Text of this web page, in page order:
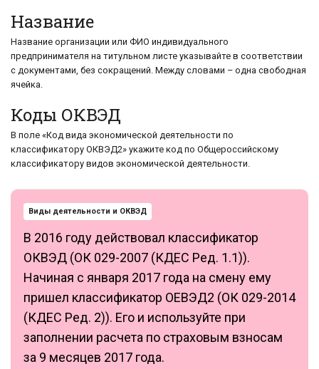
Название
Название организации или ФИО индивидуального
предпринимателя на титульном листе указывайте в соответствии
с документами, без сокращений. Между словами – одна свободная
ячейка.
Коды ОКВЭД
В поле «Код вида экономической деятельности по
классификатору ОКВЭД2» укажите код по Общероссийскому
классификатору видов экономической деятельности.
Виды деятельности и ОКВЭД
В 2016 году действовал классификатор
ОКВЭД (ОК 029-2007 (КДЕС Ред. 1.1)).
Начиная с января 2017 года на смену ему
пришел классификатор ОЕВЭД2 (ОК 029-2014
(КДЕС Ред. 2)). Его и используйте при
заполнении расчета по страховым взносам
за 9 месяцев 2017 года.